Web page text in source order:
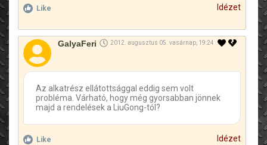
Like Idézet
GalyaFeri 2012. augusztus 05. vasárnap, 19:24
Az alkatrész ellátottsággal eddig sem volt
probléma. Várható, hogy még gyorsabban jönnek
majd a rendelések a LiuGong-tól?
Like Idézet